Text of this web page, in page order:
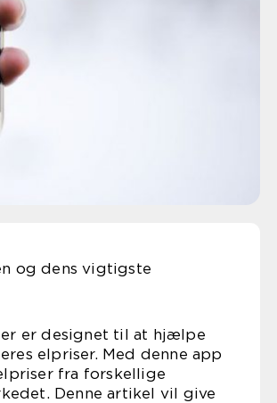
og dens vigtigste
er designet til at hjælpe
elpriser. Med denne app
fra forskellige
Denne artikel vil give